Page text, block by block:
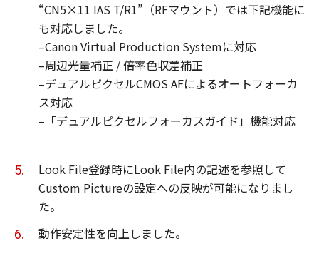
“CN5×11 IAS T/R1”（RFマウント）では下記機能に
も対応しました。
–Canon Virtual Production Systemに対応
–周辺光量補正 / 倍率色収差補正
–デュアルピクセルCMOS AFによるオートフォーカ
ス対応
–「デュアルピクセルフォーカスガイド」機能対応
Look File登録時にLook File内の記述を参照して
Custom Pictureの設定への反映が可能になりまし
た。
動作安定性を向上しました。